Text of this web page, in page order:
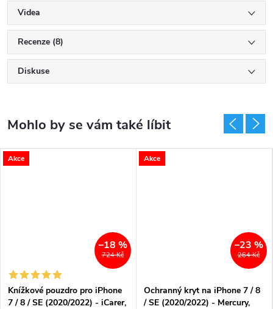
Videa
Recenze (8)
Diskuse
Akce
724 Kč
–18 %
Knížkové pouzdro pro iPhone
7 / 8 / SE (2020/2022) - iCarer,
Akce
264 Kč
–23 %
Ochranný kryt na iPhone 7 / 8
/ SE (2020/2022) - Mercury,